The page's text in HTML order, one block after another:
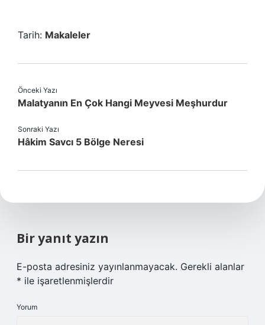
Tarih: Makaleler
Önceki Yazı
Malatyanın En Çok Hangi Meyvesi Meşhurdur
Sonraki Yazı
Hâkim Savcı 5 Bölge Neresi
Bir yanıt yazın
E-posta adresiniz yayınlanmayacak. Gerekli alanlar
* ile işaretlenmişlerdir
Yorum